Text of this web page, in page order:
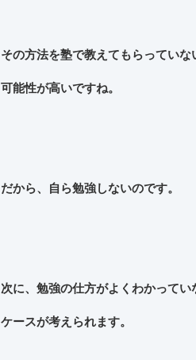
その方法を塾で教えてもらってい
可能性が高いですね。
だから、自ら勉強しないのです。
次に、勉強の仕方がよくわかってい
ケースが考えられます。